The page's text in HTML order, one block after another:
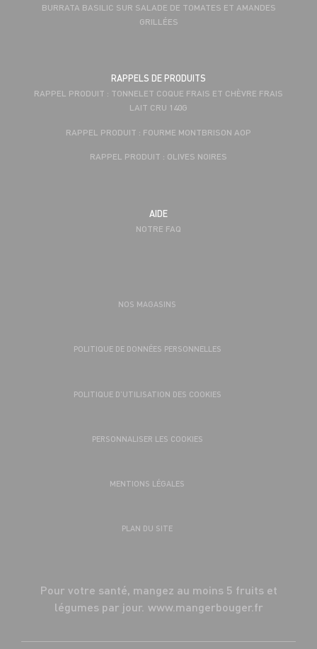
BURRATA BASILIC SUR SALADE DE TOMATES ET AMANDES
GRILLÉES
RAPPELS DE PRODUITS
RAPPEL PRODUIT : TONNELET COQUE FRAIS ET CHÈVRE FRAIS
LAIT CRU 140G
RAPPEL PRODUIT : FOURME MONTBRISON AOP
RAPPEL PRODUIT : OLIVES NOIRES
AIDE
NOTRE FAQ
NOS MAGASINS
POLITIQUE DE DONNÉES PERSONNELLES
POLITIQUE D’UTILISATION DES COOKIES
PERSONNALISER LES COOKIES
MENTIONS LÉGALES
PLAN DU SITE
Pour votre santé, mangez au moins 5 fruits et
légumes par jour. www.mangerbouger.fr